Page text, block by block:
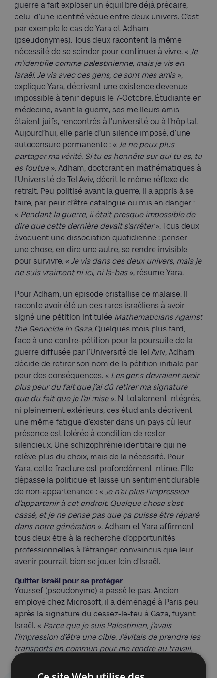
guerre a fait exploser un équilibre déjà précaire,
celui d’une identité vécue entre deux univers. C’est
par exemple le cas de Yara et Adham
(pseudonymes). Tous deux racontent la même
nécessité de se scinder pour continuer à vivre. « Je
m’identifie comme palestinienne, mais je vis en
Israël. Je vis avec ces gens, ce sont mes amis»,
explique Yara, décrivant une existence devenue
impossible à tenir depuis le 7-Octobre. Étudiante en
médecine, avant la guerre, ses meilleurs amis
étaient juifs, rencontrés à l’université ou à l’hôpital.
Aujourd’hui, elle parle d’un silence imposé, d’une
autocensure permanente : « Je ne peux plus
partager ma vérité. Si tu es honnête sur qui tu es, tu
es foutue». Adham, doctorant en mathématiques à
l’Université de Tel Aviv, décrit le même réflexe de
retrait. Peu politisé avant la guerre, il a appris à se
taire, par peur d’être catalogué ou mis en danger :
« Pendant la guerre, il était presque impossible de
dire que cette dernière devait s’arrêter». Tous deux
évoquent une dissociation quotidienne : penser
une chose, en dire une autre, se rendre invisible
pour survivre. « Je vis dans ces deux univers, mais je
ne suis vraiment ni ici, ni là-bas», résume Yara.
Pour Adham, un épisode cristallise ce malaise. Il
raconte avoir été un des rares israéliens à avoir
signé une pétition intitulée Mathematicians Against
the Genocide in Gaza. Quelques mois plus tard,
face à une contre-pétition pour la poursuite de la
guerre diffusée par l’Université de Tel Aviv, Adham
décide de retirer son nom de la pétition initiale par
peur des conséquences. « Les gens devraient avoir
plus peur du fait que j’ai dû retirer ma signature
que du fait que je l’ai mise». Ni totalement intégrés,
ni pleinement extérieurs, ces étudiants décrivent
une même fatigue d’exister dans un pays où leur
présence est tolérée à condition de rester
silencieux. Une schizophrénie identitaire qui ne
relève plus du choix, mais de la nécessité. Pour
Yara, cette fracture est profondément intime. Elle
dépasse la politique et laisse un sentiment durable
de non-appartenance : « Je n’ai plus l’impression
d’appartenir à cet endroit. Quelque chose s’est
cassé, et je ne pense pas que ça puisse être réparé
dans notre génération ». Adham et Yara affirment
tous deux être à la recherche d’opportunités
professionnelles à l’étranger, convaincus que leur
avenir pourrait bien se jouer loin d’Israël.
Quitter Israël pour se protéger
Youssef (pseudonyme) a passé le pas. Ancien
employé chez Microsoft, il a déménagé à Paris peu
après la signature du cessez-le-feu à Gaza, fuyant
Israël. « Parce que je suis Palestinien, j’avais
l’impression d’être une cible. J’évitais de prendre les
transports en commun pour me rendre au travail.
sentiment d’insécurité ne s’arrêtait pas aux